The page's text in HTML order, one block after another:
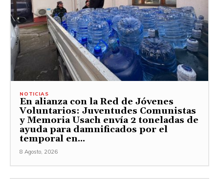
NOTICIAS
En alianza con la Red de Jóvenes
Voluntarios: Juventudes Comunistas
y Memoria Usach envía 2 toneladas de
ayuda para damnificados por el
temporal en...
8 Agosto, 2026